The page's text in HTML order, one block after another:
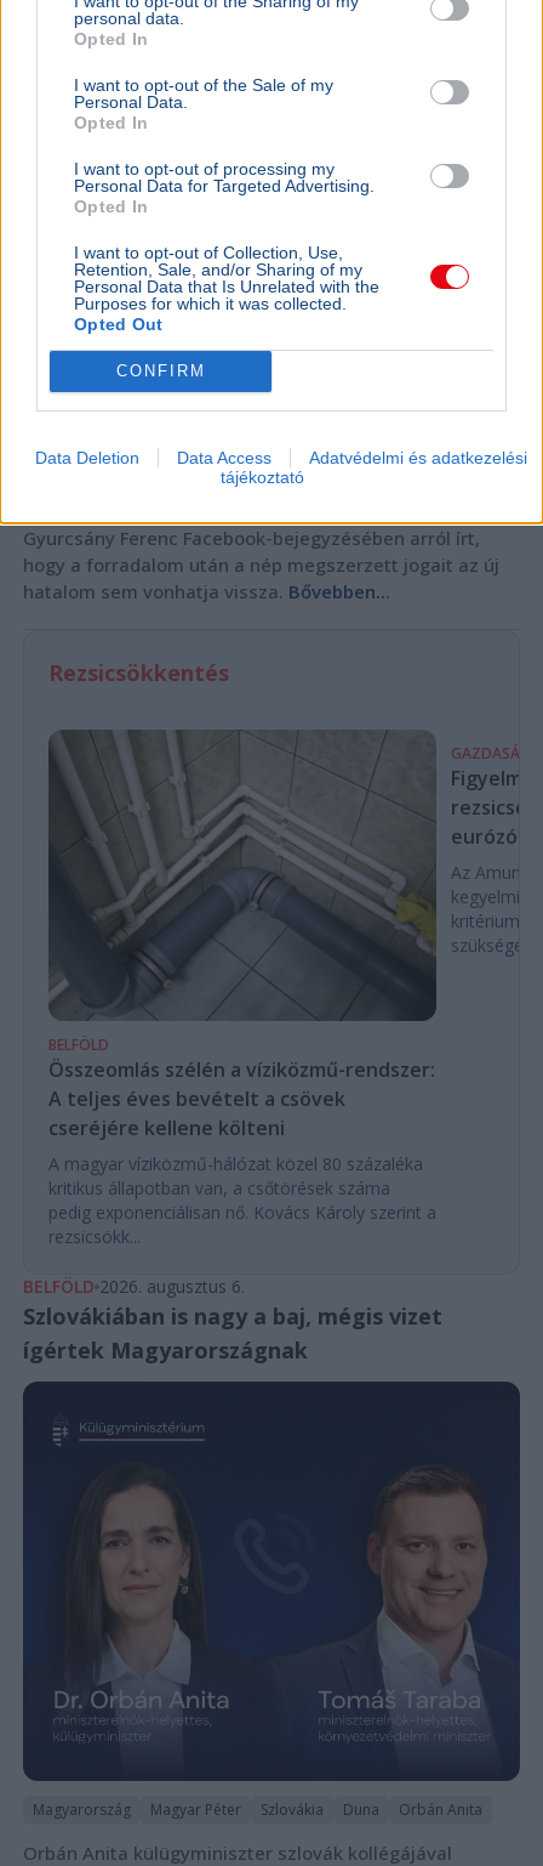
personal data.
Opted In
I want to opt-out of the Sale of my
Personal Data.
Opted In
I want to opt-out of processing my
Personal Data for Targeted Advertising.
Opted In
I want to opt-out of Collection, Use,
Retention, Sale, and/or Sharing of my
Personal Data that Is Unrelated with the
Purposes for which it was collected.
Opted Out
CONFIRM
Data Deletion Data Access
Adatvédelmi és adatkezelési
tájékoztató
titkolt afrikai misszió előkészítése idején. Bővebben...
„A nép nem a forradalmár hadserege” –
üzente Gyurcsány Ferenc Magyar Péternek?
Magyarország Magyar Péter Facebook
Gyurcsány Ferenc
Gyurcsány Ferenc Facebook-bejegyzésében arról írt,
hogy a forradalom után a nép megszerzett jogait az új
hatalom sem vonhatja vissza. Bővebben...
Rezsicsökkentés
BELFÖLD
Összeomlás szélén a víziközmű-rendszer:
A teljes éves bevételt a csövek
cseréjére kellene költeni
A magyar víziközmű-hálózat közel 80 százaléka
kritikus állapotban van, a csőtörések száma
pedig exponenciálisan nő. Kovács Károly szerint a
rezsicsökk...
GAZDASÁG
Az Amundi
kegyelmi
BELFÖLD 2026. augusztus 6.
Szlovákiában is nagy a baj, mégis vizet
ígértek Magyarországnak
Magyarország Magyar Péter Szlovákia Duna Orbán Anita
Orbán Anita külügyminiszter szlovák kollégájával